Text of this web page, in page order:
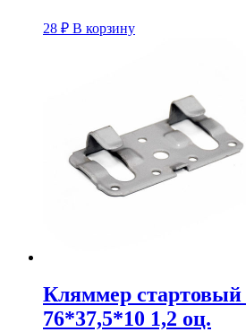
28 ₽ В корзину
Кляммер
76*37,5*10 1,2 оц.